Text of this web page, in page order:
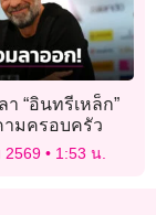
า “อินทรีเหล็ก”
มครอบครัว
2569 1:53 น.